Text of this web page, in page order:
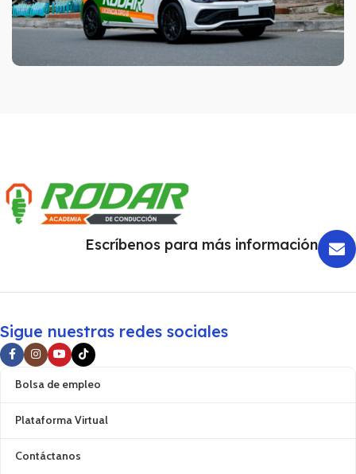
Escríbenos para más información
Sigue nuestras redes sociales
Bolsa de empleo
Plataforma Virtual
Contáctanos